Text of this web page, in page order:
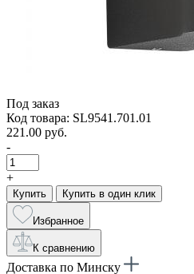
Под заказ
Код товара: SL9541.701.01
221.00 руб.
-
+
Купить Купить в один клик
Избранное
К сравнению
Доставка по Минску